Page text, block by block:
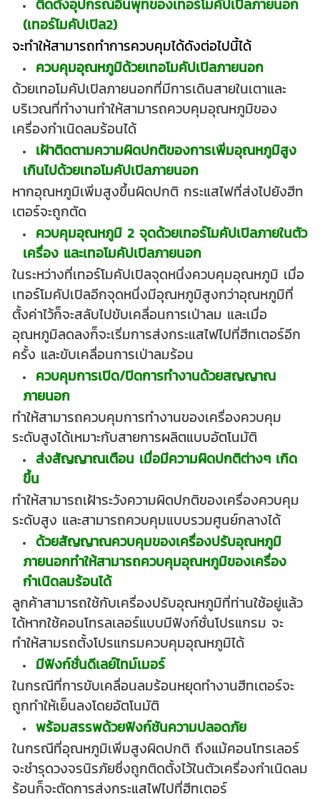
ติดตั้งอุปกรณ์อินพุทของเทอร์โมคัปเปิลภายนอก
(เทอร์โมคัปเปิล2)
จะทำให้สามารถทำการควบคุมได้ดังต่อไปนี้ได้
ควบคุมอุณหภูมิด้วยเทอโมคัปเปิลภายนอก
ด้วยเทอโมคัปเปิลภายนอกที่มีการเดินสายในเตาและ
บริเวณที่ทำงานทำให้สามารถควบคุมอุณหภูมิของ
เครื่องกำเนิดลมร้อนได้
เฝ้าติดตามความผิดปกติของการเพิ่มอุณหภูมิสูง
เกินไปด้วยเทอโมคัปเปิลภายนอก
หากอุณหภูมิเพิ่มสูงขึ้นผิดปกติ กระแสไฟที่ส่งไปยังฮีท
เตอร์จะถูกตัด
ควบคุมอุณหภูมิ 2 จุดด้วยเทอร์โมคัปเปิลภายในตัว
เครื่อง และเทอโมคัปเปิลภายนอก
ในระหว่างที่เทอร์โมคัปเปิลจุดหนึ่งควบคุมอุณหภูมิ เมื่อ
เทอร์โมคัปเปิลอีกจุดหนึ่งมีอุณหภูมิสูงกว่าอุณหภูมิที่
ตั้งค่าไว้ก็จะสลับไปขับเคลื่อนการเป่าลม และเมื่อ
อุณหภูมิลดลงก็จะเริ่มการส่งกระแสไฟไปที่ฮีทเตอร์อีก
ครั้ง และขับเคลื่อนการเป่าลมร้อน
ควบคุมการเปิด/ปิดการทำงานด้วยสญญาณ
ภายนอก
ทำให้สามารถควบคุมการทำงานของเครื่องควบคุม
ระดับสูงได้เหมาะกับสายการผลิตแบบอัตโนมัติ
ส่งสัญญาณเตือน เมื่อมีความผิดปกติต่างๆ เกิด
ขึ้น
ทำให้สามารถเฝ้าระวังความผิดปกติของเครื่องควบคุม
ระดับสูง และสามารถควบคุมแบบรวมศูนย์กลางได้
ด้วยสัญญาณควบคุมของเครื่องปรับอุณหภูมิ
ภายนอกทำให้สามารถควบคุมอุณหภูมิของเครื่อง
กำเนิดลมร้อนได้
ลูกค้าสามารถใช้กับเครื่องปรับอุณหภูมิที่ท่านใช้อยู่แล้ว
ได้หากใช้คอนโทรลเลอร์แบบมีฟังก์ชั่นโปรแกรม จะ
ทำให้สามรถตั้งโปรแกรมควบคุมอุณหภูมิได้
มีฟังก์ชั่นดีเลย์ไทม์เมอร์
ในกรณีที่การขับเคลื่อนลมร้อนหยุดทำงานฮีทเตอร์จะ
ถูกทำให้เย็นลงโดยอัตโนมัติ
พร้อมสรรพด้วยฟังก์ชันความปลอดภัย
ในกรณีที่อุณหภูมิเพิ่มสูงผิดปกติ ถึงแม้คอนโทรเลอร์
จะชำรุดวงจรนิรภัยซึ่งถูกติดตั้งไว้ในตัวเครื่องกำเนิดลม
ร้อนก็จะตัดการส่งกระแสไฟไปที่ฮีทเตอร์